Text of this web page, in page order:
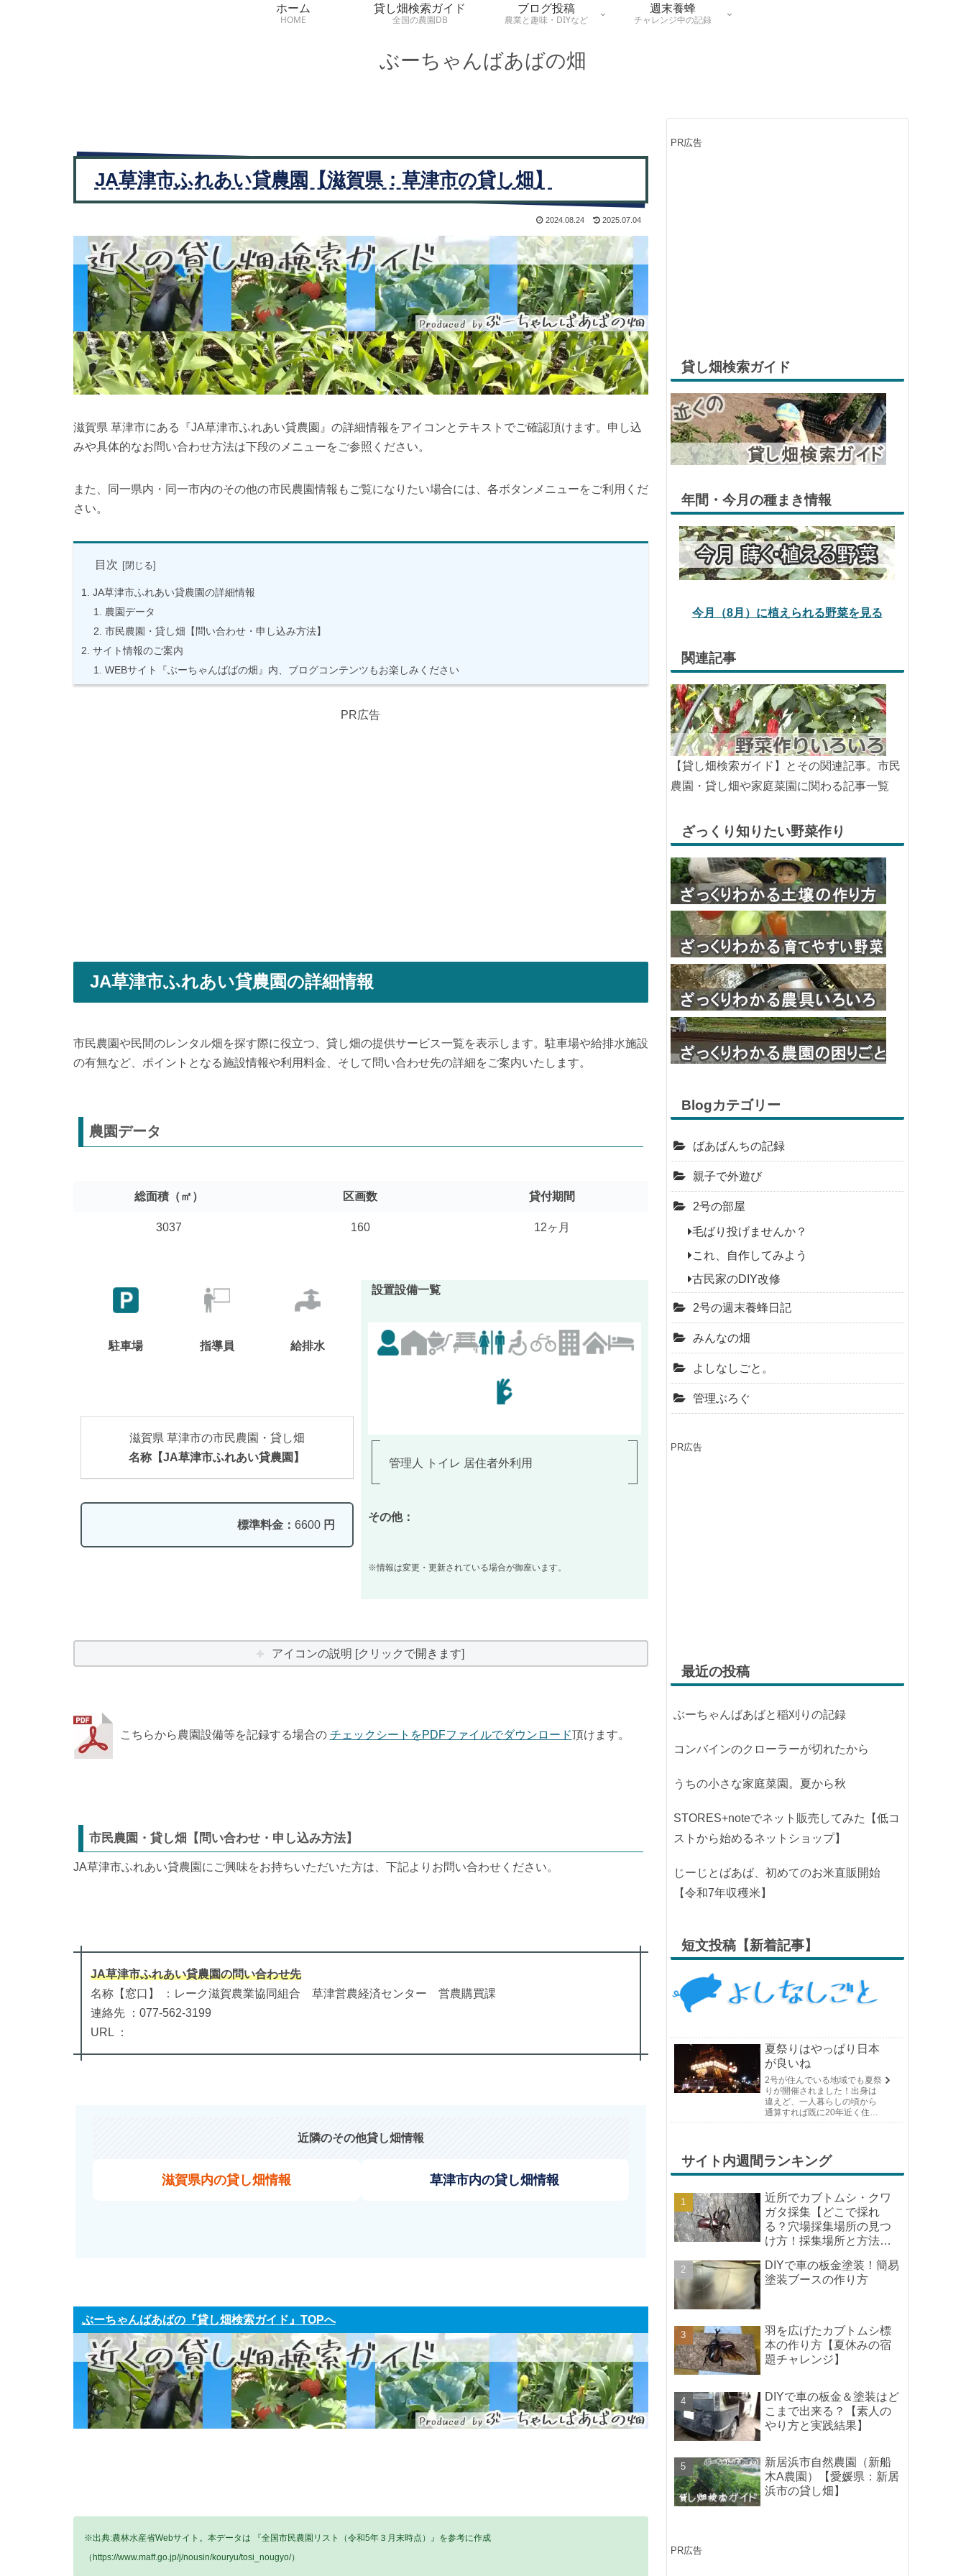
ぶーちゃんばあばの畑
ホーム
HOME
貸し畑検索ガイド
全国の農園DB
ブログ投稿
農業と趣味・DIYなど
週末養蜂
チャレンジ中の記録
JA草津市ふれあい貸農園【滋賀県：草津市の貸し畑】
2024.08.24 2025.07.04
滋賀県 草津市にある『JA草津市ふれあい貸農園』の詳細情報をアイコンとテキストでご確認頂けます。申し込
みや具体的なお問い合わせ方法は下段のメニューをご参照ください。
また、同一県内・同一市内のその他の市民農園情報もご覧になりたい場合には、各ボタンメニューをご利用くだ
さい。
目次
JA草津市ふれあい貸農園の詳細情報
農園データ
市民農園・貸し畑【問い合わせ・申し込み方法】
サイト情報のご案内
WEBサイト『ぶーちゃんばばの畑』内、ブログコンテンツもお楽しみください
PR広告
JA草津市ふれあい貸農園の詳細情報
市民農園や民間のレンタル畑を探す際に役立つ、貸し畑の提供サービス一覧を表示します。駐車場や給排水施設
の有無など、ポイントとなる施設情報や利用料金、そして問い合わせ先の詳細をご案内いたします。
農園データ
総面積（㎡） 区画数 貸付期間
3037 160 12ヶ月
駐車場 指導員 給排水
滋賀県 草津市の市民農園・貸し畑
名称【JA草津市ふれあい貸農園】
標準料金： 6600 円
設置設備一覧
管理人 トイレ 居住者外利用
その他：
※情報は変更・更新されている場合が御座います。
アイコンの説明 [クリックで開きます]
こちらから農園設備等を記録する場合の チェックシートをPDFファイルでダウンロード頂けます。
市民農園・貸し畑【問い合わせ・申し込み方法】
JA草津市ふれあい貸農園にご興味をお持ちいただいた方は、下記よりお問い合わせください。
JA草津市ふれあい貸農園の問い合わせ先
名称【窓口】 ：レーク滋賀農業協同組合 草津営農経済センター 営農購買課
連絡先 ：077-562-3199
URL ：
近隣のその他貸し畑情報
滋賀県内の貸し畑情報 草津市内の貸し畑情報
ぶーちゃんばあばの『貸し畑検索ガイド』TOPへ
※出典:農林水産省Webサイト。本データは 『全国市民農園リスト（令和5年３月末時点）』を参考に作成
（https://www.maff.go.jp/j/nousin/kouryu/tosi_nougyo/）
PR広告
貸し畑検索ガイド
年間・今月の種まき情報
今月（8月）に植えられる野菜を見る
関連記事
【貸し畑検索ガイド】とその関連記事。市民
農園・貸し畑や家庭菜園に関わる記事一覧
ざっくり知りたい野菜作り
Blogカテゴリー
ばあばんちの記録
親子で外遊び
2号の部屋
毛ばり投げませんか？
これ、自作してみよう
古民家のDIY改修
2号の週末養蜂日記
みんなの畑
よしなしごと。
管理ぶろぐ
PR広告
最近の投稿
ぶーちゃんばあばと稲刈りの記録
コンバインのクローラーが切れたから
うちの小さな家庭菜園。夏から秋
STORES+noteでネット販売してみた【低コ
ストから始めるネットショップ】
じーじとばあば、初めてのお米直販開始
【令和7年収穫米】
短文投稿【新着記事】
夏祭りはやっぱり日本
が良いね
2号が住んでいる地域でも夏祭
りが開催されました！出身は
違えど、一人暮らしの頃から
通算すれば既に20年近く住ん
す。そして、それは2号嫁も同
じようで、夏祭りが近いづい...
サイト内週間ランキング
近所でカブトムシ・クワ
ガタ採集【どこで採れ
る？穴場採集場所の見つ
け方！採集場所と方法や
DIYで車の板金塗装！簡易
塗装ブースの作り方
羽を広げたカブトムシ標
本の作り方【夏休みの宿
題チャレンジ】
DIYで車の板金＆塗装はど
こまで出来る？【素人の
やり方と実践結果】
新居浜市自然農園（新船
木A農園）【愛媛県：新居
浜市の貸し畑】
PR広告